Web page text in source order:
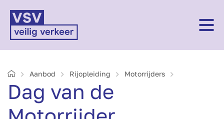
HomeAanbod Rijopleiding Motorrijders
Dag van de